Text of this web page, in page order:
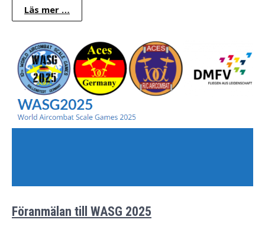
Läs mer …
Föranmälan till WASG 2025